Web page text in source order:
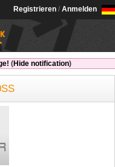
Registrieren / Anmelden
(Hide notification)